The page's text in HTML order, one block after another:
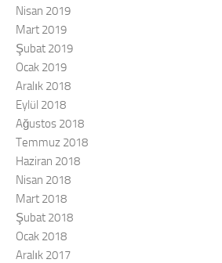
Nisan 2019
Mart 2019
Şubat 2019
Ocak 2019
Aralık 2018
Eylül 2018
Ağustos 2018
Temmuz 2018
Haziran 2018
Nisan 2018
Mart 2018
Şubat 2018
Ocak 2018
Aralık 2017